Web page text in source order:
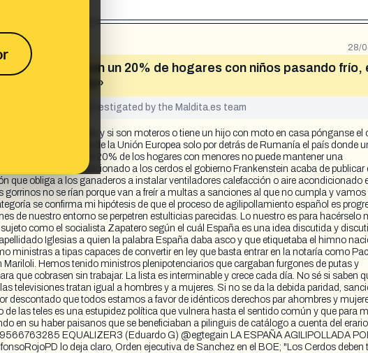
28/
en Europa y con un 20% de hogares con niños pasando frío,
a los cerdos»
has not yet been investigated by the Maldita.es team
los cinturones y si son moteros o tiene un hijo con moto en casa pónganse el
infantil más alta de la Unión Europea solo por detrás de Rumanía el país donde
mes el país donde el 20% de los hogares con menores no puede mantener una
ponerle aire acondicionado a los cerdos el gobierno Frankenstein acaba de publicar
que obliga a los ganaderos a instalar ventiladores calefacción o aire acondicionado
gorrinos no se rían porque van a freír a multas a sanciones al que no cumpla y vamos
se confirma mi hipótesis de que el proceso de agilipollamiento español es
de nuestro entorno se perpetren estulticias parecidas. Lo nuestro es para hacérselo
como el socialista Zapatero según el cuál España es una idea discutida y
Iglesias a quien la palabra España daba asco y que etiquetaba el himno
ministras a tipas capaces de convertir en ley que basta entrar en la notaría como
Hemos tenido ministros plenipotenciarios que cargaban furgones de putas y
que cobrasen sin trabajar. La lista es interminable y crece cada día. No sé si saben
televisiones tratan igual a hombres y a mujeres. Si no se da la debida paridad,
descontado que todos estamos a favor de idénticos derechos par ahombres y
las teles es una estupidez política que vulnera hasta el sentido común y que para
en su haber paisanos que se beneficiaban a pilinguis de catálogo a cuenta del erario
EQUALIZER3 (Eduardo G) @egtegain LA ESPAÑA AGILIPOLLADA
lo deja claro, Orden ejecutiva de Sanchez en el BOE; "Los Cerdos deben